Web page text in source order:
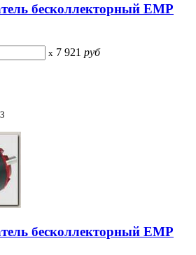
бесколлекторный EMP
x 7 921 руб
бесколлекторный EMP